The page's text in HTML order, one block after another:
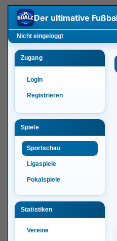
Der ultimative
Nicht eingeloggt
Zugang
Login
Registrieren
Spiele
Sportschau
Ligaspiele
Pokalspiele
Statistiken
Vereine